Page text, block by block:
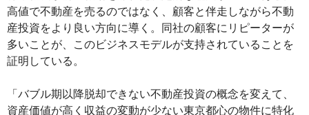
高値で不動産を売るのではなく、顧客と伴走しながら不動
産投資をより良い方向に導く。同社の顧客にリピーターが
多いことが、このビジネスモデルが支持されていることを
証明している。
「バブル期以降脱却できない不動産投資の概念を変えて、
資産価値が高く収益の変動が少ない東京都心の物件に特化